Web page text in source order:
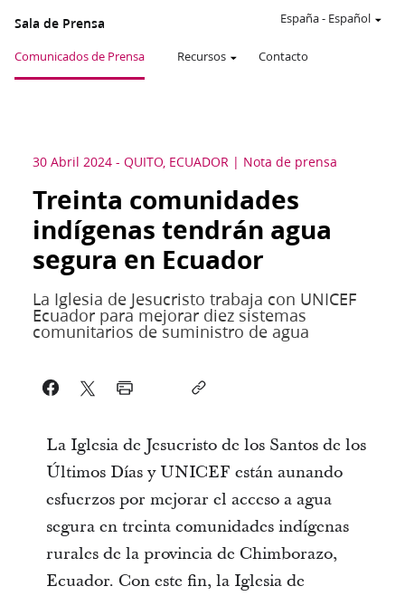
Sala de Prensa
Comunicados de Prensa Recursos Contacto
España- Español
30 Abril 2024 - QUITO, ECUADOR Nota de prensa
Treinta comunidades
indígenas tendrán agua
segura en Ecuador
La Iglesia de Jesucristo trabaja con UNICEF
Ecuador para mejorar diez sistemas
comunitarios de suministro de agua
La Iglesia de Jesucristo de los Santos de los
Últimos Días y UNICEF están aunando
esfuerzos por mejorar el acceso a agua
segura en treinta comunidades indígenas
rurales de la provincia de Chimborazo,
Ecuador. Con este fin, la Iglesia de